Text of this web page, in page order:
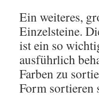
Ein weiteres,
Einzelsteine.
ist ein so
ausführlich
Farben zu
Form sortieren